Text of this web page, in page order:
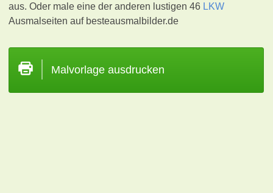
aus. Oder male eine der anderen lustigen 46 LKW
Ausmalseiten auf besteausmalbilder.de
Malvorlage ausdrucken